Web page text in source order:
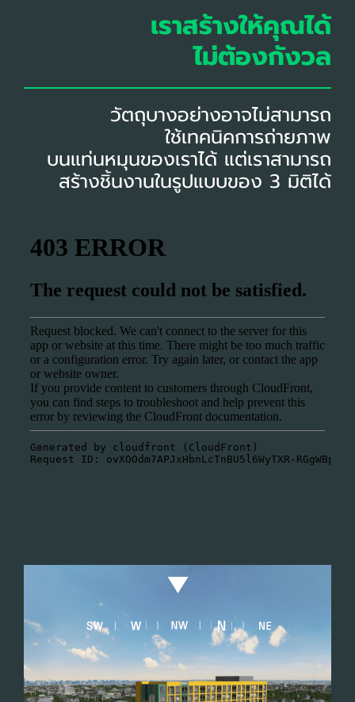
เราสร้างให้คุณได้
ไม่ต้องกังวล
วัตถุบางอย่างอาจไม่สามารถ
ใช้เทคนิคการถ่ายภาพ
บนแท่นหมุนของเราได้ แต่เราสามารถ
สร้างชิ้นงานในรูปแบบของ 3 มิติได้